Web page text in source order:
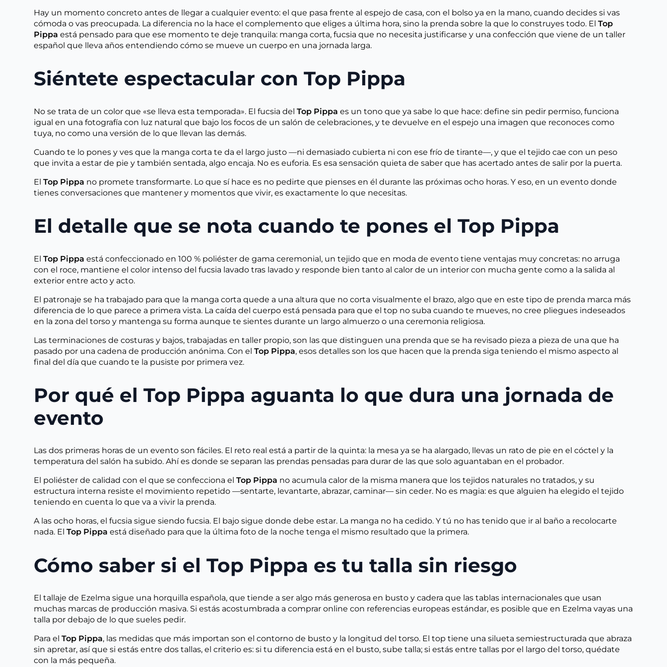
Hay un momento concreto antes de llegar a cualquier evento: el que pasa frente al espejo de casa, con el bolso ya en la mano, cuando decides si vas
cómoda o vas preocupada. La diferencia no la hace el complemento que eliges a última hora, sino la prenda sobre la que lo construyes todo. El Top
Pippa está pensado para que ese momento te deje tranquila: manga corta, fucsia que no necesita justificarse y una confección que viene de un taller
español que lleva años entendiendo cómo se mueve un cuerpo en una jornada larga.
Siéntete espectacular con Top Pippa
No se trata de un color que «se lleva esta temporada». El fucsia del Top Pippa es un tono que ya sabe lo que hace: define sin pedir permiso, funciona
igual en una fotografía con luz natural que bajo los focos de un salón de celebraciones, y te devuelve en el espejo una imagen que reconoces como
tuya, no como una versión de lo que llevan las demás.
Cuando te lo pones y ves que la manga corta te da el largo justo —ni demasiado cubierta ni con ese frío de tirante—, y que el tejido cae con un peso
que invita a estar de pie y también sentada, algo encaja. No es euforia. Es esa sensación quieta de saber que has acertado antes de salir por la puerta.
El Top Pippa no promete transformarte. Lo que sí hace es no pedirte que pienses en él durante las próximas ocho horas. Y eso, en un evento donde
tienes conversaciones que mantener y momentos que vivir, es exactamente lo que necesitas.
El detalle que se nota cuando te pones el Top Pippa
El Top Pippa está confeccionado en 100 % poliéster de gama ceremonial, un tejido que en moda de evento tiene ventajas muy concretas: no arruga
con el roce, mantiene el color intenso del fucsia lavado tras lavado y responde bien tanto al calor de un interior con mucha gente como a la salida al
exterior entre acto y acto.
El patronaje se ha trabajado para que la manga corta quede a una altura que no corta visualmente el brazo, algo que en este tipo de prenda marca más
diferencia de lo que parece a primera vista. La caída del cuerpo está pensada para que el top no suba cuando te mueves, no cree pliegues indeseados
en la zona del torso y mantenga su forma aunque te sientes durante un largo almuerzo o una ceremonia religiosa.
Las terminaciones de costuras y bajos, trabajadas en taller propio, son las que distinguen una prenda que se ha revisado pieza a pieza de una que ha
pasado por una cadena de producción anónima. Con el Top Pippa, esos detalles son los que hacen que la prenda siga teniendo el mismo aspecto al
final del día que cuando te la pusiste por primera vez.
Por qué el Top Pippa aguanta lo que dura una jornada de
evento
Las dos primeras horas de un evento son fáciles. El reto real está a partir de la quinta: la mesa ya se ha alargado, llevas un rato de pie en el cóctel y la
temperatura del salón ha subido. Ahí es donde se separan las prendas pensadas para durar de las que solo aguantaban en el probador.
El poliéster de calidad con el que se confecciona el Top Pippa no acumula calor de la misma manera que los tejidos naturales no tratados, y su
estructura interna resiste el movimiento repetido —sentarte, levantarte, abrazar, caminar— sin ceder. No es magia: es que alguien ha elegido el tejido
teniendo en cuenta lo que va a vivir la prenda.
A las ocho horas, el fucsia sigue siendo fucsia. El bajo sigue donde debe estar. La manga no ha cedido. Y tú no has tenido que ir al baño a recolocarte
nada. El Top Pippa está diseñado para que la última foto de la noche tenga el mismo resultado que la primera.
Cómo saber si el Top Pippa es tu talla sin riesgo
El tallaje de Ezelma sigue una horquilla española, que tiende a ser algo más generosa en busto y cadera que las tablas internacionales que usan
muchas marcas de producción masiva. Si estás acostumbrada a comprar online con referencias europeas estándar, es posible que en Ezelma vayas una
talla por debajo de lo que sueles pedir.
Para el Top Pippa, las medidas que más importan son el contorno de busto y la longitud del torso. El top tiene una silueta semiestructurada que abraza
sin apretar, así que si estás entre dos tallas, el criterio es: si tu diferencia está en el busto, sube talla; si estás entre tallas por el largo del torso, quédate
con la más pequeña.